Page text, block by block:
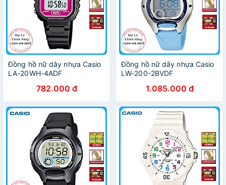
Đồng hồ nữ dây nhựa Casio
LA-20WH-4ADF
782.000 đ
Đồng hồ nữ dây nhựa Casio
LW-200-2BVDF
1.085.000 đ